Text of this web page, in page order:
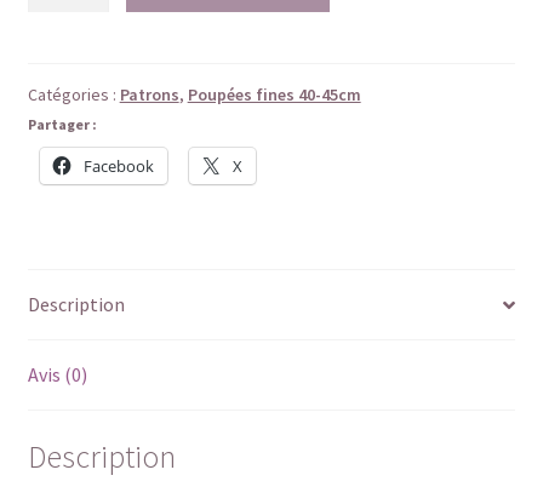
salopette,
T-
shirt
et
Catégories : Patrons, Poupées fines 40-45cm
Partager :
Facebook X
Description
Avis (0)
Description